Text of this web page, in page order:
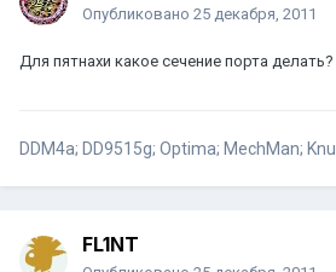
Опубликовано 25 декабря, 2011
Для пятнахи какое сечение порта делать?
DDM4a; DD9515g; Optima; MechMan; Knu
FL1NT